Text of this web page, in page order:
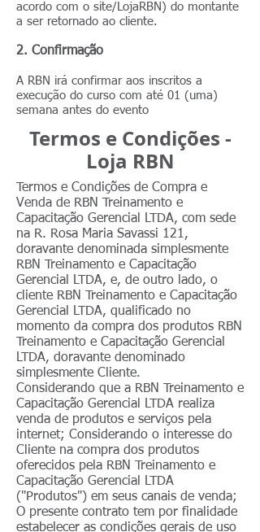
acordo com o site/LojaRBN) do montante
a ser retornado ao cliente.
2. Confirmação
A RBN irá confirmar aos inscritos a
execução do curso com até 01 (uma)
semana antes do evento
Termos e Condições -
Loja RBN
Termos e Condições de Compra e
Venda de RBN Treinamento e
Capacitação Gerencial LTDA, com sede
na R. Rosa Maria Savassi 121,
doravante denominada simplesmente
RBN Treinamento e Capacitação
Gerencial LTDA, e, de outro lado, o
cliente RBN Treinamento e Capacitação
Gerencial LTDA, qualificado no
momento da compra dos produtos RBN
Treinamento e Capacitação Gerencial
LTDA, doravante denominado
simplesmente Cliente.
Considerando que a RBN Treinamento e
Capacitação Gerencial LTDA realiza
venda de produtos e serviços pela
internet; Considerando o interesse do
Cliente na compra dos produtos
oferecidos pela RBN Treinamento e
Capacitação Gerencial LTDA
("Produtos") em seus canais de venda;
O presente contrato tem por finalidade
estabelecer as condições gerais de uso